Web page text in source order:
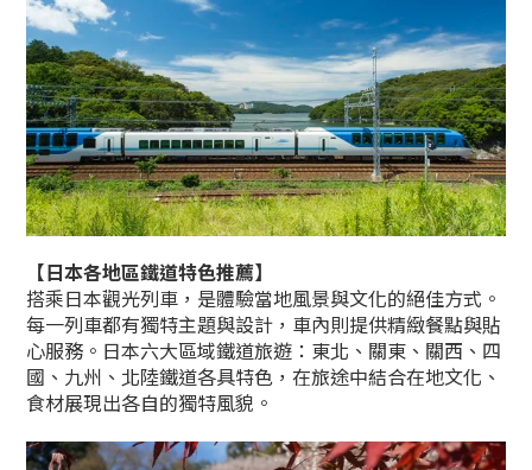
【日本各地區鐵道特色推薦】
搭乘日本觀光列車，是體驗當地風景與文化的絕佳方式。
每一列車都有獨特主題與設計，車內則提供精緻餐點與貼
心服務。日本六大區域鐵道旅遊：東北、關東、關西、四
國、九州、北陸鐵道各具特色，在旅途中結合在地文化、
食材展現出各自的獨特風貌。